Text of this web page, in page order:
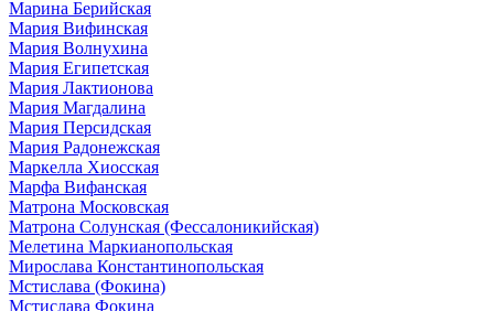
Марина Берийская
Мария Вифинская
Мария Волнухина
Мария Египетская
Мария Лактионова
Мария Магдалина
Мария Персидская
Мария Радонежская
Маркелла Хиосская
Марфа Вифанская
Матрона Московская
Матрона Солунская (Фессалоникийская)
Мелетина Маркианопольская
Мирослава Константинопольская
Мстислава (Фокина)
Мстислава Фокина